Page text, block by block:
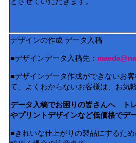
デザインの作成 データ入稿
■デザインデータ入稿先：
■デザインデータ作成ができないお
て、よくわからないお客様は、お気
データ入稿でお困りの皆さんへ ト
やプリントデザインなど低価格でデ
■きれいな仕上がりの製品にするた